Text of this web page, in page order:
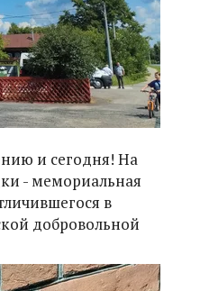
и сегодня! На
- мемориальная
в
добровольной